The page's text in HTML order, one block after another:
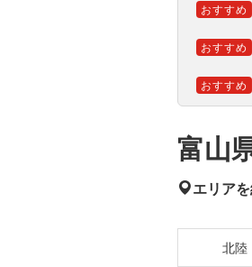
おすすめ
おすすめ
おすすめ
富山
エリア
北陸